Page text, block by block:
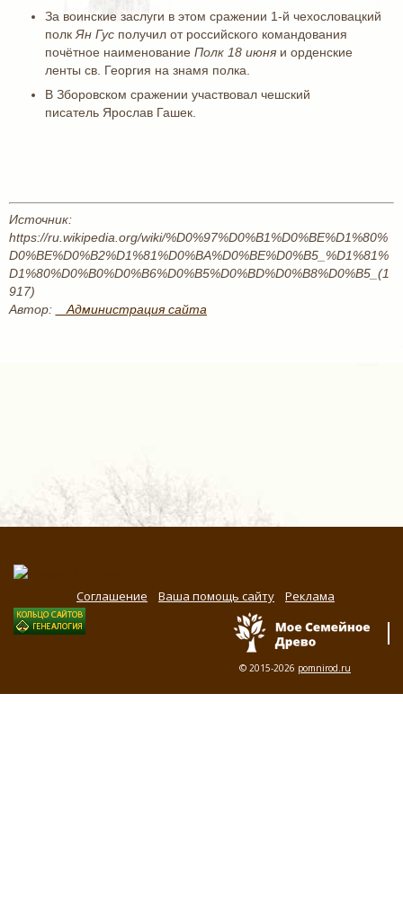
За воинские заслуги в этом сражении 1-й чехословацкий
полк Ян Гус получил от российского командования
почётное наименование Полк 18 июня и орденские
ленты св. Георгия на знамя полка.
В Зборовском сражении участвовал чешский
писатель Ярослав Гашек.
Источник:
https://ru.wikipedia.org/wiki/%D0%97%D0%B1%D0%BE%D1%80%
D0%BE%D0%B2%D1%81%D0%BA%D0%BE%D0%B5_%D1%81%
D1%80%D0%B0%D0%B6%D0%B5%D0%BD%D0%B8%D0%B5_(1
917)
Автор:
_ Администрация сайта
Соглашение Ваша помощь сайту Реклама
© 2015-2026 pomnirod.ru